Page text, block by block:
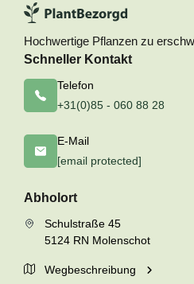
Hochwertige Pflanzen zu
Schneller Kontakt
Telefon
+31(0)85 - 060 88 28
E-Mail
[email protected]
Abholort
Schulstraße 45
5124 RN Molenschot
Wegbeschreibung